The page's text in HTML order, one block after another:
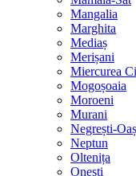
Mangalia
Marghita
Mediaș
Merișani
Miercurea
Mogoșoaia
Moroeni
Murani
Negrești-Oaș
Neptun
Oltenița
Onești